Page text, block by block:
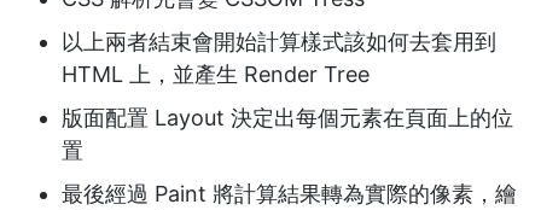
以上兩者結束會開始計算樣式該如何去套用到
HTML 上，並產生 Render Tree
版面配置 Layout 決定出每個元素在頁面上的位
置
最後經過 Paint 將計算結果轉為實際的像素，繪